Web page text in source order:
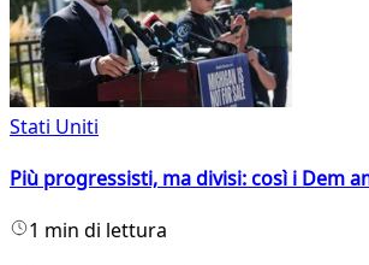
Stati Uniti
Più progressisti, ma divisi: così i Dem
1 min di lettura